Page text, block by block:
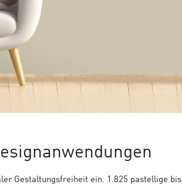
Gestaltungsfreiheit ein. 1.825 pastellige bis